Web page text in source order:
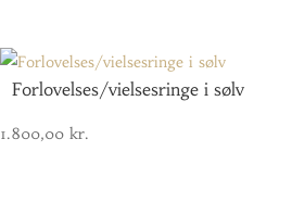
Forlovelses/vielsesringe i sølv
1.800,00kr.